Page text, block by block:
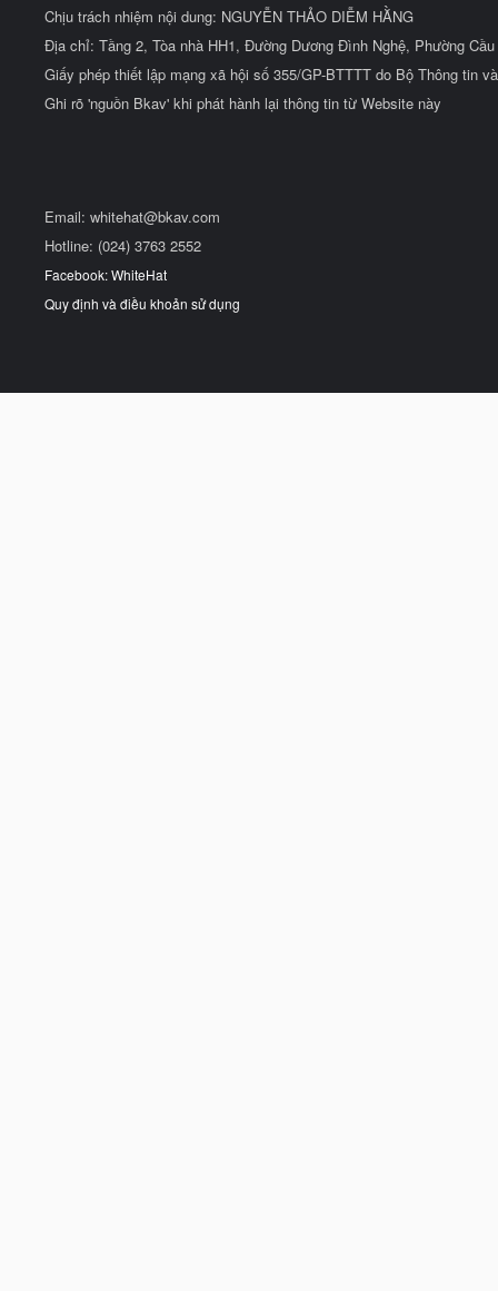
Chịu trách nhiệm nội dung: NGUYỄN THẢO DIỄM HẰNG
Địa chỉ: Tầng 2, Tòa nhà HH1, Đường Dương Đình Nghệ, Phường
Giấy phép thiết lập mạng xã hội số 355/GP-BTTTT do Bộ Thông tin
Ghi rõ 'nguồn Bkav' khi phát hành lại thông tin từ Website này
Email: whitehat@bkav.com
Hotline: (024) 3763 2552
Facebook: WhiteHat
Quy định và điều khoản sử dụng